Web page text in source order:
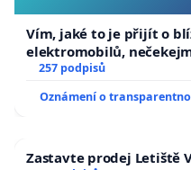
Vím, jaké to je přijít o
elektromobilů,
zaveďme slyšitelná auta!
257 podpisů
Oznámení o
Zastavte prodej Letiště